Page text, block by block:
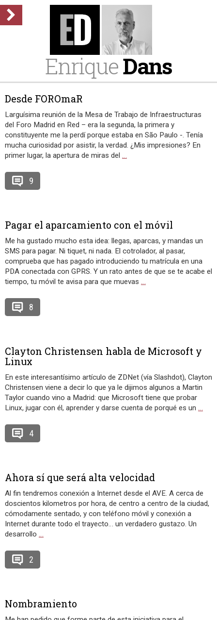
EnriqueDans
Desde FOROmaR
Larguísima reunión de la Mesa de Trabajo de Infraestructuras
del Foro Madrid en Red – era la segunda, la primera y
constituyente me la perdí porque estaba en São Paulo -. Tenía
mucha curiosidad por asistir, la verdad. ¿Mis impresiones? En
primer lugar, la apertura de miras del …
9
Pagar el aparcamiento con el móvil
Me ha gustado mucho esta idea: llegas, aparcas, y mandas un
SMS para pagar. Ni tiquet, ni nada. El cotrolador, al pasar,
comprueba que has pagado introduciendo tu matrícula en una
PDA conectada con GPRS. Y un rato antes de que se te acabe el
tiempo, tu móvil te avisa para que muevas …
8
Clayton Christensen habla de Microsoft y
Linux
En este interesantísimo artículo de ZDNet (vía Slashdot), Clayton
Christensen viene a decir lo que ya le dijimos algunos a Martin
Taylor cuando vino a Madrid: que Microsoft tiene que probar
Linux, jugar con él, aprender y darse cuenta de porqué es un …
4
Ahora sí que será alta velocidad
Al fin tendremos conexión a Internet desde el AVE. A cerca de
doscientos kilometros por hora, de centro a centro de la ciudad,
cómodamente sentado, y con teléfono móvil y conexión a
Internet durante todo el trayecto… un verdadero gustazo. Un
desarrollo …
2
Nombramiento